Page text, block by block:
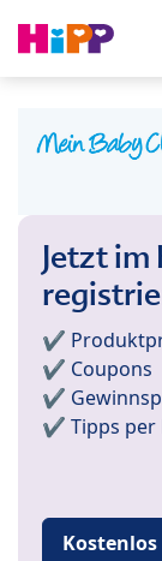
Jetzt im
✔️
✔️ Coupons
✔️
✔️ Tipps per